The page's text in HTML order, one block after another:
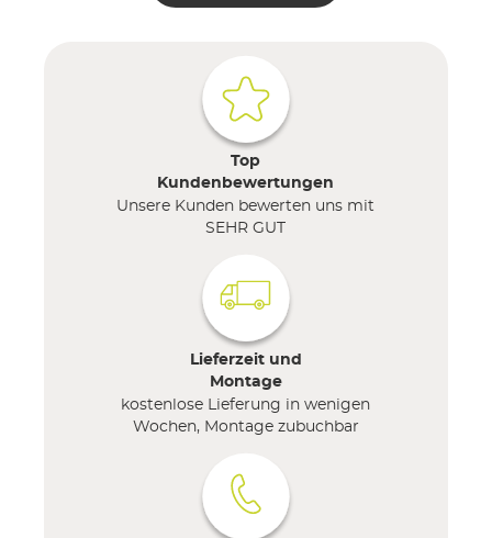
Top
Kundenbewertungen
Unsere Kunden bewerten uns mit
SEHR GUT
Lieferzeit und
Montage
kostenlose Lieferung in wenigen
Wochen, Montage zubuchbar